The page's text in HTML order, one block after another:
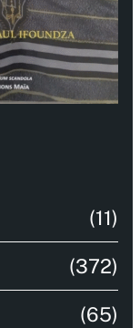
(11)
(372)
(65)